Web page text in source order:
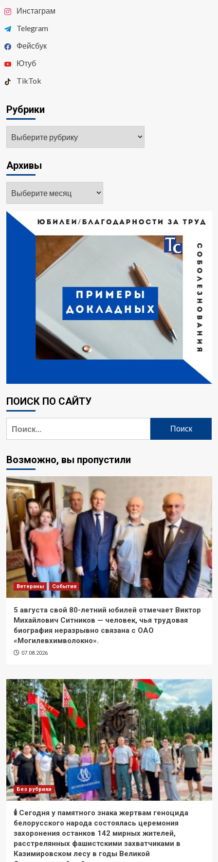
Инстаграм
Telegram
Фейсбук
Ютуб
TikTok
Рубрики
Архивы
ПОИСК ПО САЙТУ
Возможно, вы пропустили
Ветераны События
5 августа свой 80-летний юбилей отмечает Виктор
Михайлович Ситников — человек, чья трудовая
биография неразрывно связана с ОАО
«Могилевхимволокно».
07.08.2026
Без рубрики
🕯 Сегодня у памятного знака жертвам геноцида
белорусского народа состоялась церемония
захоронения останков 142 мирных жителей,
расстрелянных фашистскими захватчиками в
Казимировском лесу в годы Великой